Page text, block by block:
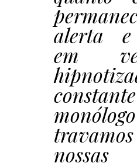
alerta e
em
constante
nossas